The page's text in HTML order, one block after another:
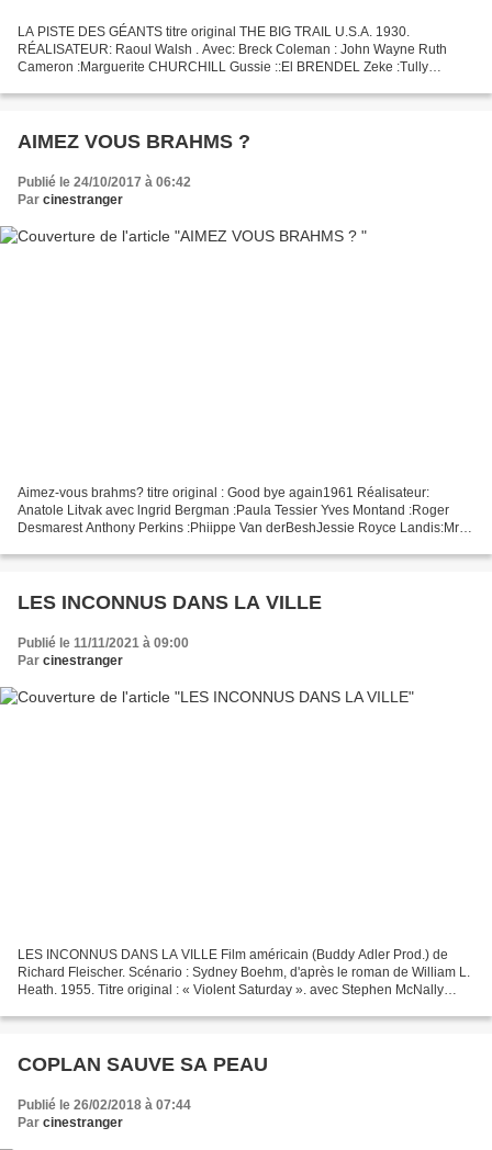
LA PISTE DES GÉANTS titre original THE BIG TRAIL U.S.A. 1930.
RÉALISATEUR: Raoul Walsh . Avec: Breck Coleman : John Wayne Ruth
Cameron :Marguerite CHURCHILL Gussie ::El BRENDEL Zeke :Tully
ROLLINS...
AIMEZ VOUS BRAHMS ?
Publié le 24/10/2017 à 06:42
Par cinestranger
Aimez-vous brahms? titre original : Good bye again1961 Réalisateur:
Anatole Litvak avec lngrid Bergman :Paula Tessier Yves Montand :Roger
Desmarest Anthony Perkins :Phiippe Van derBeshJessie Royce Landis:Mrs.
LES INCONNUS DANS LA VILLE
Publié le 11/11/2021 à 09:00
Par cinestranger
LES INCONNUS DANS LA VILLE Film américain (Buddy Adler Prod.) de
Richard Fleischer. Scénario : Sydney Boehm, d'après le roman de William L.
Heath. 1955. Titre original : « Violent Saturday ». avec Stephen McNally
COPLAN SAUVE SA PEAU
Publié le 26/02/2018 à 07:44
Par cinestranger